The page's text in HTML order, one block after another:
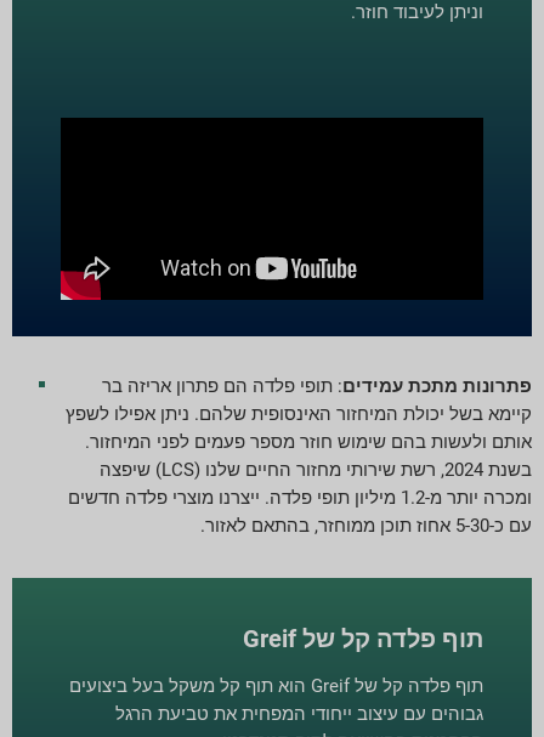
וניתן לעיבוד חוזר.
פתרונות מתכת עמידים: תופי פלדה הם פתרון אריזה בר
קיימא בשל יכולת המיחזור האינסופית שלהם. ניתן אפילו לשפץ
אותם ולעשות בהם שימוש חוזר מספר פעמים לפני המיחזור.
בשנת 2024, רשת שירותי מחזור החיים שלנו (LCS) שיפצה
ומכרה יותר מ-1.2 מיליון תופי פלדה. ייצרנו מוצרי פלדה חדשים
עם כ-5-30 אחוז תוכן ממוחזר, בהתאם לאזור.
תוף פלדה קל של Greif
תוף פלדה קל של Greif הוא תוף קל משקל בעל ביצועים
גבוהים עם עיצוב ייחודי המפחית את טביעת הרגל